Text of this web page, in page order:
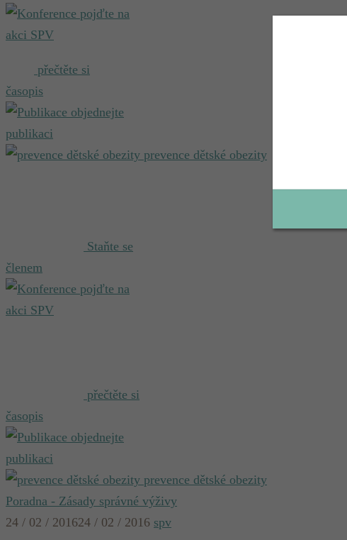
pojďte na
akci SPV
přečtěte si
časopis
objednejte
publikaci
prevence dětské obezity
Staňte se
členem
pojďte na
akci SPV
přečtěte si
časopis
objednejte
publikaci
prevence dětské obezity
Poradna - Zásady správné výživy
24 / 02 / 201624 / 02 / 2016 spv